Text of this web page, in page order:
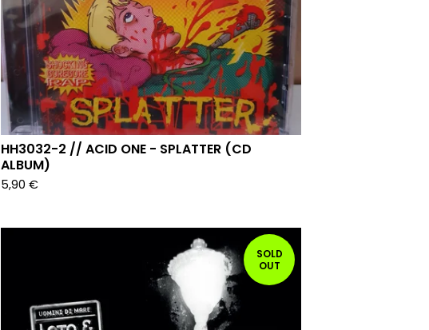
HH3032-2 // ACID ONE - SPLATTER (CD
ALBUM)
5,90 €
SOLD
OUT